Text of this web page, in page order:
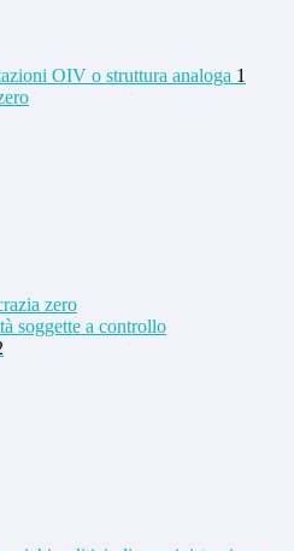
OIV o struttura analoga 1
zero
soggette a controllo